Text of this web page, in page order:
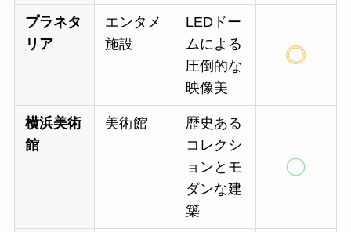
プラネタ
リア
エンタメ
施設
LEDドー
ムによる
圧倒的な
映像美
横浜美術
館
美術館
歴史ある
コレクシ
ョンとモ
ダンな建
築